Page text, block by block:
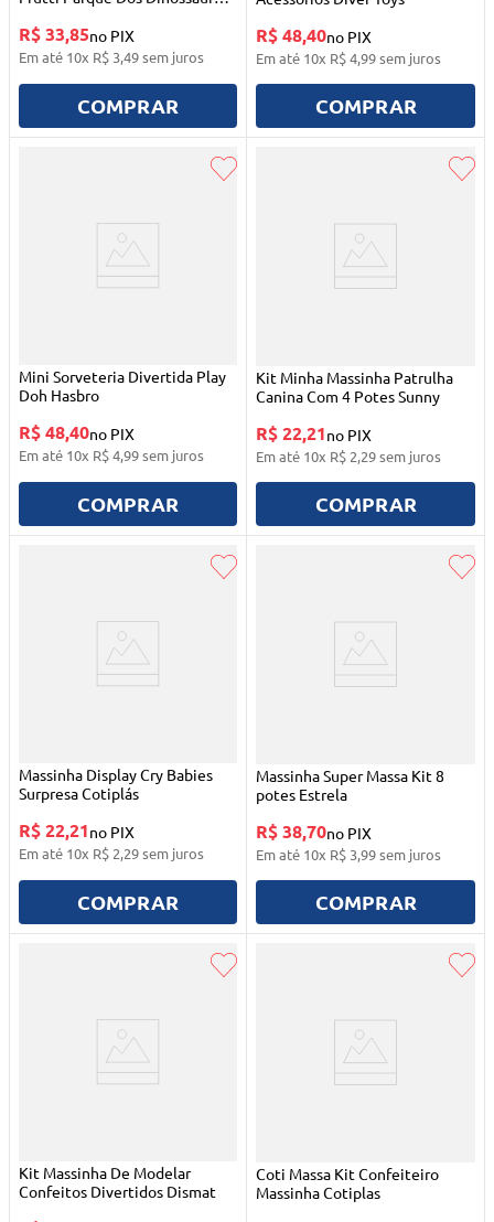
R$ 33,85no PIX
Em até 10x R$ 3,49sem juros
COMPRAR
R$ 48,40no PIX
Em até 10x R$4,99sem juros
COMPRAR
Mini Sorveteria Divertida Play
Doh Hasbro
R$ 48,40no PIX
Em até 10x R$4,99sem juros
COMPRAR
Kit Minha Massinha Patrulha
Canina Com 4 Potes Sunny
R$ 22,21no PIX
Em até 10x R$ 2,29sem juros
COMPRAR
Massinha Display Cry Babies
Surpresa Cotiplás
R$ 22,21no PIX
Em até 10x R$ 2,29sem juros
COMPRAR
Massinha Super Massa Kit 8
potes Estrela
R$ 38,70no PIX
Em até 10x R$ 3,99sem juros
COMPRAR
Kit Massinha De Modelar
Confeitos Divertidos Dismat
Coti Massa Kit Confeiteiro
Massinha Cotiplas